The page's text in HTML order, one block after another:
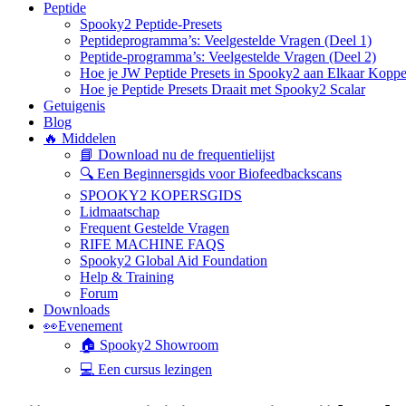
Peptide
Spooky2 Peptide-Presets
Peptideprogramma’s: Veelgestelde Vragen (Deel 1)
Peptide-programma’s: Veelgestelde Vragen (Deel 2)
Hoe je JW Peptide Presets in Spooky2 aan Elkaar
Hoe je Peptide Presets Draait met Spooky2 Scalar
Getuigenis
Blog
🔥 Middelen
📘 Download nu de frequentielijst
🔍 Een Beginnersgids voor Biofeedbackscans
SPOOKY2 KOPERSGIDS
Lidmaatschap
Frequent Gestelde Vragen
RIFE MACHINE FAQS
Spooky2 Global Aid Foundation
Help & Training
Forum
Downloads
👀Evenement
🏠 Spooky2 Showroom
💻 Een cursus lezingen